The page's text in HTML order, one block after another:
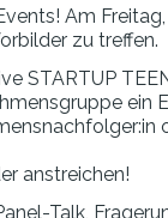
Am
zu treffen.
STARTUP
ein
anstreichen!
Talk,